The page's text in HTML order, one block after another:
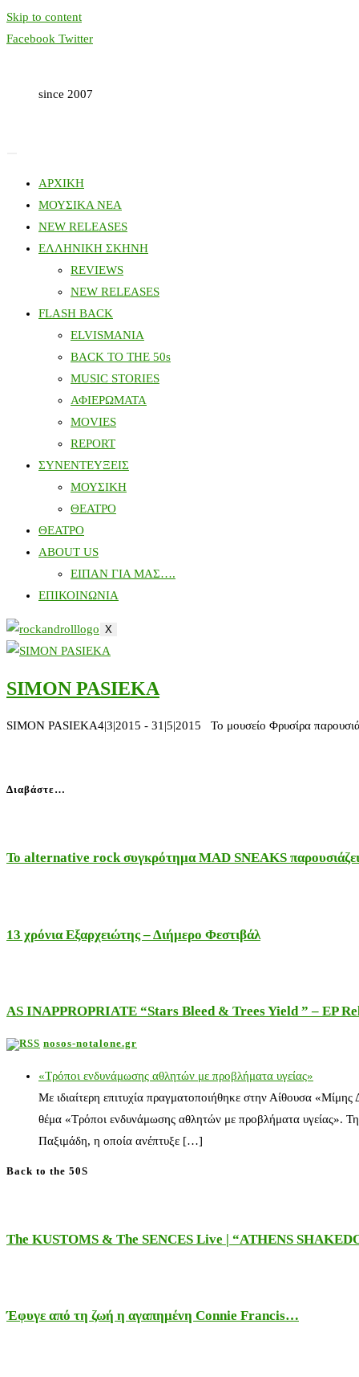
Skip to content
Facebook Twitter
since 2007
ΑΡΧΙΚΗ
ΜΟΥΣΙΚΑ ΝΕΑ
NEW RELEASES
ΕΛΛΗΝΙΚΗ ΣΚΗΝΗ
REVIEWS
NEW RELEASES
FLASH BACK
ELVISMANIA
BACK TO THE 50s
MUSIC STORIES
ΑΦΙΕΡΩΜΑΤΑ
MOVIES
REPORT
ΣΥΝΕΝΤΕΥΞΕΙΣ
ΜΟΥΣΙΚΗ
ΘΕΑΤΡΟ
ΘΕΑΤΡΟ
ABOUT US
ΕΙΠΑΝ ΓΙΑ ΜΑΣ….
ΕΠΙΚΟΙΝΩΝΙΑ
X
SIMON PASIEKA
SIMON PASIEKA4|3|2015 - 31|5|2015 Το μουσείο Φρυσίρα
Διαβάστε…
Το alternative rock συγκρότημα MAD SNEAKS
13 χρόνια Εξαρχειώτης – Διήμερο Φεστιβάλ
AS INAPPROPRIATE “Stars Bleed & Trees Yield ” – EP
nosos-notalone.gr
«Τρόποι ενδυνάμωσης αθλητών με προβλήματα υγείας»
Με ιδιαίτερη επιτυχία πραγματοποιήθηκε στην Αίθουσα
θέμα «Τρόποι ενδυνάμωσης αθλητών με προβλήματα υγείας».
Παξιμάδη, η οποία ανέπτυξε […]
Back to the 50S
The KUSTOMS & The SENCES Live | “ATHENS
Έφυγε από τη ζωή η αγαπημένη Connie Francis…